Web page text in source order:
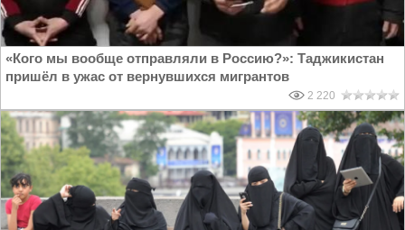
«Кого мы вообще отправляли в Россию?»: Таджикистан
пришёл в ужас от вернувшихся мигрантов
2 220